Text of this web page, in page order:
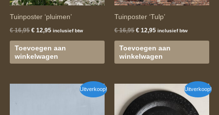
Tuinposter ‘pluimen’
€16,95 € 12,95 inclusief btw
Toevoegen aan
winkelwagen
Tuinposter ‘Tulp’
€16,95 € 12,95 inclusief btw
Toevoegen aan
winkelwagen
Uitverkoop! Uitverkoop!
Oorspronkelijke
prijs
was:
€ 36,95.
Huidige
prijs
is:
€ 14,95.